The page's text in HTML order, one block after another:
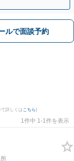
ルで面談予約
詳しくは こちら)
1件中 1-1件を表示